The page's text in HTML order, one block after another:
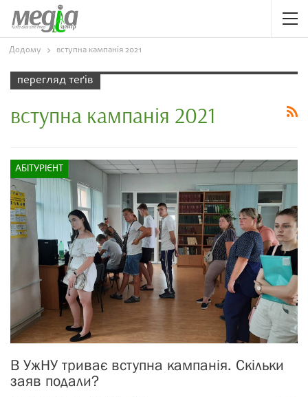
Додому вступна кампанія 2021
перегляд теґів
вступна кампанія 2021
АБІТУРІЄНТ
В УжНУ триває вступна кампанія. Скільки
заяв подали?